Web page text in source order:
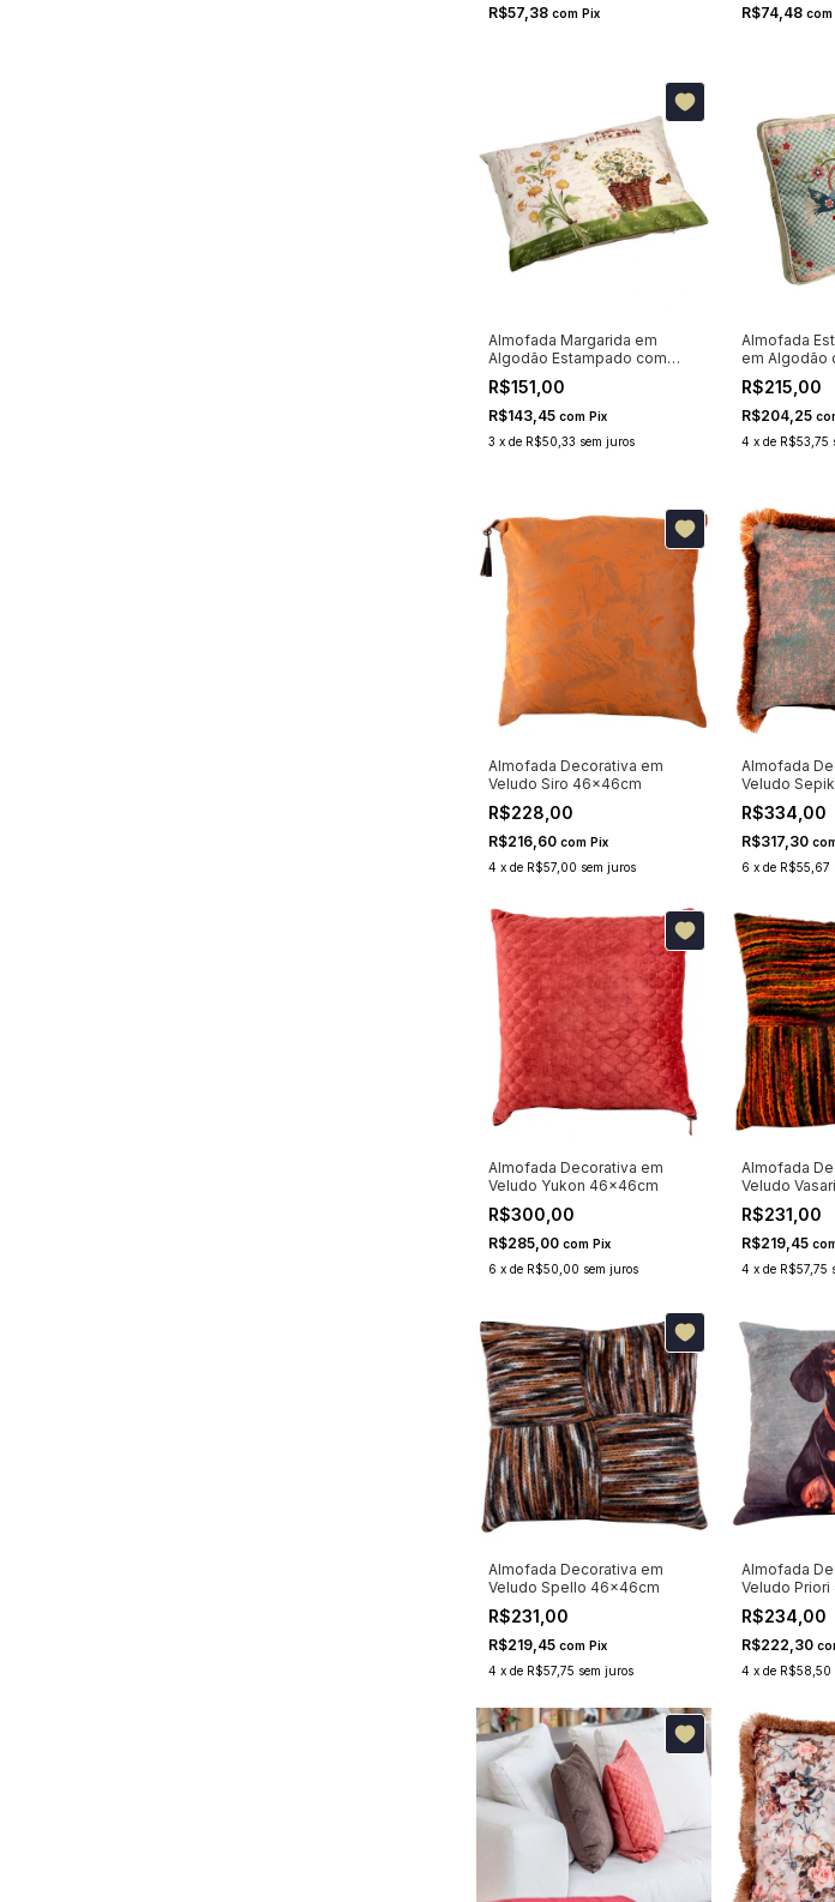
R$57,38 com Pix
R$74,48com
Almofada Margarida em
Algodão Estampado com
Enchimento 40x55cm
R$151,00
R$143,45 com Pix
3 x de R$50,33 sem juros
Almofada
em Algodão
46cm
R$215,00
R$204,25
4 xde R$53,75
Almofada Decorativa em
Veludo Siro 46x46cm
R$228,00
R$216,60 com Pix
4 x de R$57,00 sem juros
Almofada
Veludo
R$334,00
R$317,30
6 xde R$55,67
Almofada Decorativa em
Veludo Yukon 46x46cm
R$300,00
R$285,00 com Pix
6 x de R$50,00 sem juros
Almofada
Veludo
R$231,00
R$219,45
4 xde R$57,75
Almofada Decorativa em
Veludo Spello 46x46cm
R$231,00
R$219,45 com Pix
4 x de R$57,75 sem juros
Almofada
Veludo
R$234,00
R$222,30
4 xde R$58,50